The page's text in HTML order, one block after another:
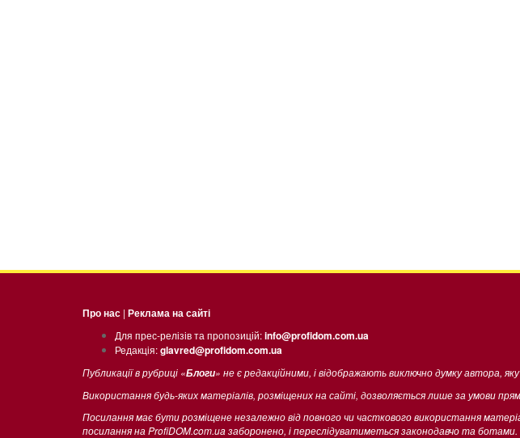
Про нас | Реклама на сайті
Для прес-релізів та пропозицій:info@profidom.com.ua
Редакція:glavred@profidom.com.ua
Публикації в рубриці «Блоги» не є редакційними, і відображають виключно думку автора,
Використання будь-яких матеріалів, розміщених на сайті, дозволяється лише за умови
Посилання має бути розміщене незалежно від повного чи часткового використання
посилання на ProfiDOM.com.ua заборонено, і переслідуватиметься законодавчо та ботами.